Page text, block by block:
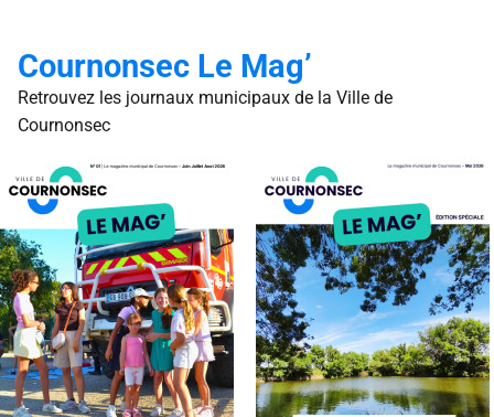
Cournonsec Le Mag’
Retrouvez les journaux municipaux de la Ville de
Cournonsec